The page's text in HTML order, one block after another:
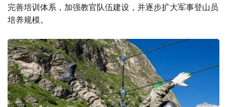
完善培训体系，加强教官队伍建设，并逐步扩大军事登山员
培养规模。